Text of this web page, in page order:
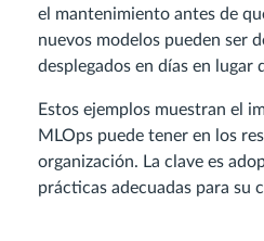
el mantenimiento antes de
nuevos modelos pueden ser
desplegados en días en lugar
Estos ejemplos muestran el
MLOps puede tener en los
organización. La clave es
prácticas adecuadas para su